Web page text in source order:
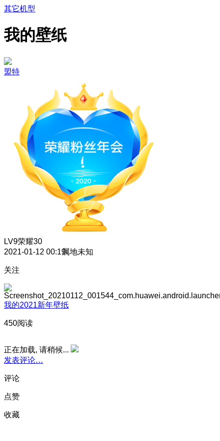
其它机型
我的壁纸
盟特
LV9荣耀30
2021-01-12 00:19属地未知
关注
我的2021新年壁纸
450阅读
正在加载, 请稍候...
发表评论…
评论
点赞
收藏